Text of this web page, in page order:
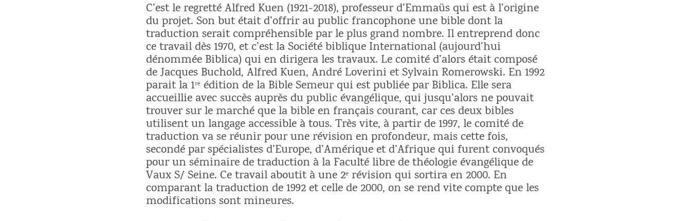
C’est le regretté Alfred Kuen (1921-2018), professeur d’Emmaüs qui est à l’origine
du projet. Son but était d’offrir au public francophone une bible dont la
traduction serait compréhensible par le plus grand nombre. Il entreprend donc
ce travail dès 1970, et c’est la Société biblique International (aujourd’hui
dénommée Biblica) qui en dirigera les travaux. Le comité d’alors était composé
de Jacques Buchold, Alfred Kuen, André Loverini et Sylvain Romerowski. En 1992
parait la 1ʳᵉ édition de la Bible Semeur qui est publiée par Biblica. Elle sera
accueillie avec succès auprès du public évangélique, qui jusqu’alors ne pouvait
trouver sur le marché que la bible en français courant, car ces deux bibles
utilisent un langage accessible à tous. Très vite, à partir de 1997, le comité de
traduction va se réunir pour une révision en profondeur, mais cette fois,
secondé par spécialistes d’Europe, d’Amérique et d’Afrique qui furent convoqués
pour un séminaire de traduction à la Faculté libre de théologie évangélique de
Vaux S/ Seine. Ce travail aboutit à une 2ᵉ révision qui sortira en 2000. En
comparant la traduction de 1992 et celle de 2000, on se rend vite compte que les
modifications sont mineures.